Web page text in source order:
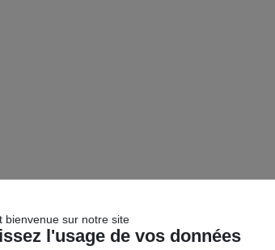
bienvenue sur notre site
l'usage de vos données